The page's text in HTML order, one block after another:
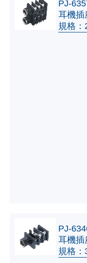
PJ-
耳機插
規格：
PJ-
耳機插
規格：